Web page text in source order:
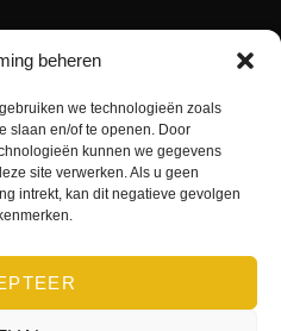
beheren
we technologieën zoals
slaan en/of te openen. Door
kunnen we gegevens
site verwerken. Als u geen
intrekt, kan dit negatieve gevolgen
om op de hoogte te blijven van
innovaties.